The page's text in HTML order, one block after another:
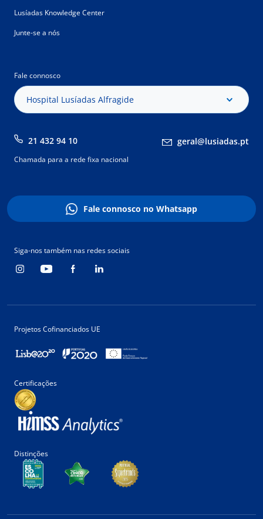
Lusíadas Knowledge Center
Junte-se a nós
Fale connosco
Hospital Lusíadas Alfragide
21 432 94 10 geral@lusiadas.pt
Chamada para a rede fixa nacional
Fale connosco no Whatsapp
Siga-nos também nas redes sociais
Projetos Cofinanciados UE
Certificações
Distinções